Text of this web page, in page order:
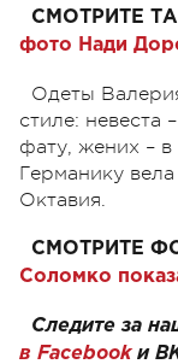
СМОТРИТЕ
фото Нади
Одеты
стиле: невеста
фату, жених –
Германику
Октавия.
СМОТРИТЕ
Соломко
Следите за
в Facebookи